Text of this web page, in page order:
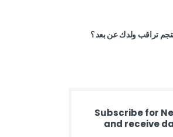
تراقب ولدك عن بعد ؟
Subscribe for
and receive